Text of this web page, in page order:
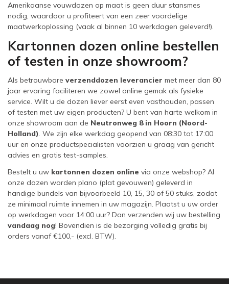
Amerikaanse vouwdozen op maat is geen duur stansmes
nodig, waardoor u profiteert van een zeer voordelige
maatwerkoplossing (vaak al binnen 10 werkdagen geleverd!).
Kartonnen dozen online bestellen
of testen in onze showroom?
Als betrouwbare verzenddozen leverancier met meer dan 80
jaar ervaring faciliteren we zowel online gemak als fysieke
service. Wilt u de dozen liever eerst even vasthouden, passen
of testen met uw eigen producten? U bent van harte welkom in
onze showroom aan de Neutronweg 8 in Hoorn (Noord-
Holland). We zijn elke werkdag geopend van 08:30 tot 17:00
uur en onze productspecialisten voorzien u graag van gericht
advies en gratis test-samples.
Bestelt u uw kartonnen dozen online via onze webshop? Al
onze dozen worden plano (plat gevouwen) geleverd in
handige bundels van bijvoorbeeld 10, 15, 30 of 50 stuks, zodat
ze minimaal ruimte innemen in uw magazijn. Plaatst u uw order
op werkdagen voor 14:00 uur? Dan verzenden wij uw bestelling
vandaag nog! Bovendien is de bezorging volledig gratis bij
orders vanaf €100,- (excl. BTW).